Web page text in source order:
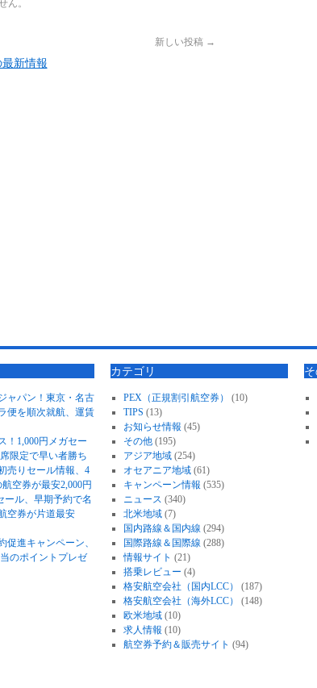
ん。
新しい投稿 →
ャパン！東京・名古
便を順次就航、運賃
！1,000円メガセー
限定で早い者勝ち
売りセール情報、4
空券が最安2,000円
ール、早期予約で名
空券が片道最安
促進キャンペーン、
のポイントプレゼ
カテゴリ
PEX（正規割引航空券）
(10)
TIPS (13)
お知らせ情報 (45)
その他(195)
アジア地域(254)
オセアニア地域(61)
キャンペーン情報 (535)
ニュース (340)
北米地域(7)
国内路線＆国内線 (294)
国際路線＆国際線 (288)
情報サイト (21)
搭乗レビュー (4)
格安航空会社（国内LCC）
(187)
格安航空会社（海外LCC）
(148)
欧米地域(10)
求人情報 (10)
航空券予約＆販売サイト (94)